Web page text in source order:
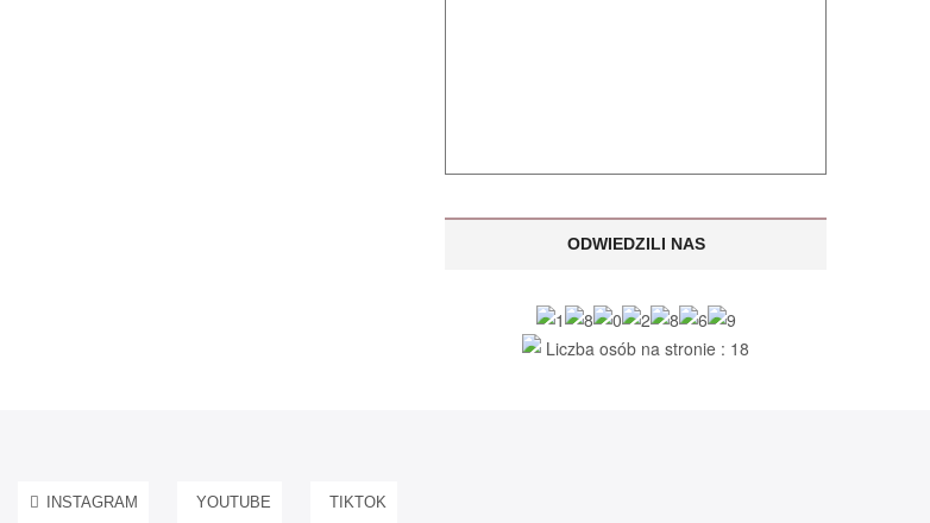
ODWIEDZILI NAS
Liczba osób na stronie : 18
INSTAGRAM YOUTUBE TIKTOK